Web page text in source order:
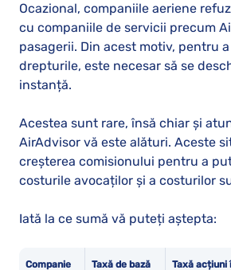
Ocazional, companiile aeriene
cu companiile de servicii precum
pasagerii. Din acest motiv, pentru
drepturile, este necesar să se
instanță.
Acestea sunt rare, însă chiar și
AirAdvisor vă este alături. Aceste
creșterea comisionului pentru a
costurile avocaților și a costurilor
Iată la ce sumă vă puteți aștepta:
Companie Taxă de bază Taxă acțiuni